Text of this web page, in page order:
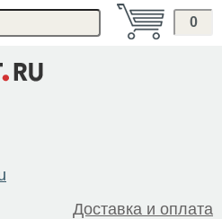
0
Доставка и оплата